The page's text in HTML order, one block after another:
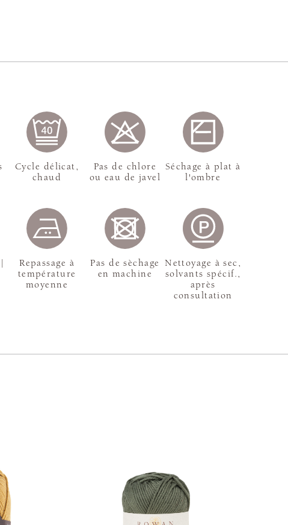
Cycle délicat,
chaud
Pas de chlore
ou eau de javel
Séchage à plat à
l'ombre
Repassage à
température
moyenne
Pas de sèchage
en machine
Nettoyage à sec,
solvants spécif.,
après
consultation